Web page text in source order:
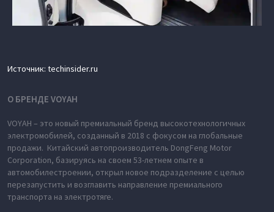
Источник: techinsider.ru
О БРЕНДЕ VOYAH
VOYAH – это новый премиальный бренд высокотехнологичных
электромобилей, созданный в 2018 с фокусом на глобальные
продажи. Китайский автопроизводитель DongFeng Motor
Corporation, базируясь на своем 53-летнем опыте в
автомобилестроении, открыл новое подразделение с целью
перезапустить и возглавить направление премиального
транспорта на электротяге.